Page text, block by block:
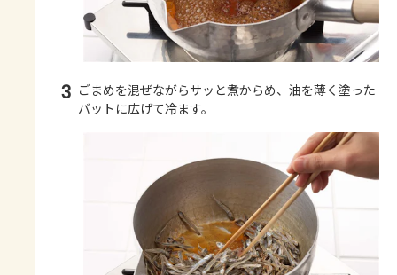
3 ごまめを混ぜながらサッと煮からめ、油を薄く塗った
バットに広げて冷ます。